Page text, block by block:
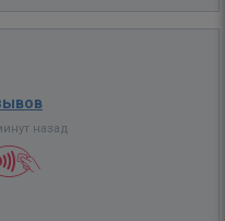
назад